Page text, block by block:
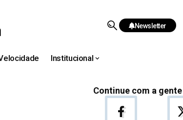
Newsletter
Institucional
Continue com a gente